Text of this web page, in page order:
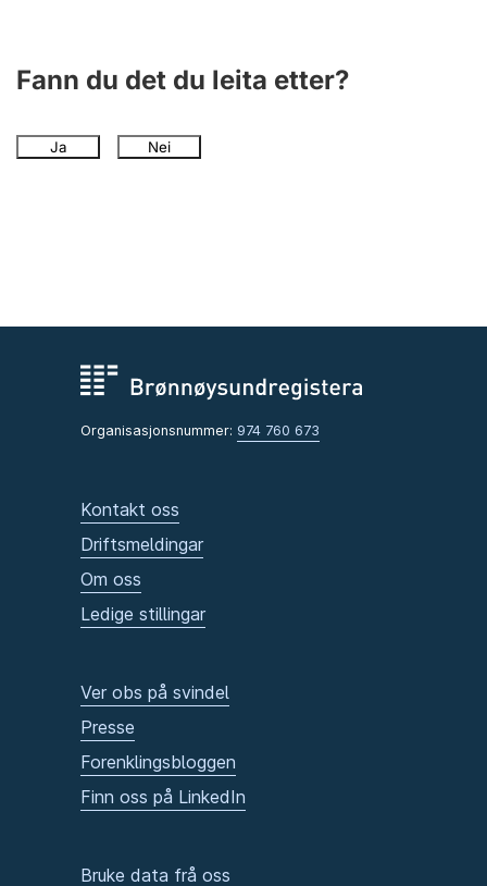
Fann du det du leita etter?
Ja Nei
Organisasjonsnummer: 974 760 673
Kontakt oss
Driftsmeldingar
Om oss
Ledige stillingar
Ver obs på svindel
Presse
Forenklingsbloggen
Finn oss på LinkedIn
Bruke data frå oss